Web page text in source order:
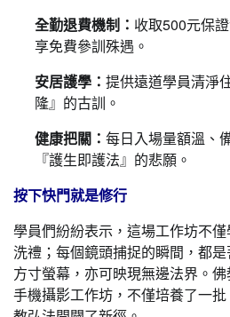
全勤退費機制： 收取500元保
享免費參訓殊遇。
安居護學： 提供遠道學員清淨
隆』的古訓。
健康把關： 每日入場量額溫、
『護生即護法』的悲願。
按下快門就是修行
學員們紛紛表示，這場工作坊不
洗禮；每個鏡頭捕捉的瞬間，都
方寸螢幕，亦可映現無邊法界。
手機攝影工作坊，不僅培養了一